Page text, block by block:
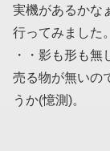
実機があるかな
行ってみました。
・・影も形も無
売る物が無いの
うか(憶測)。